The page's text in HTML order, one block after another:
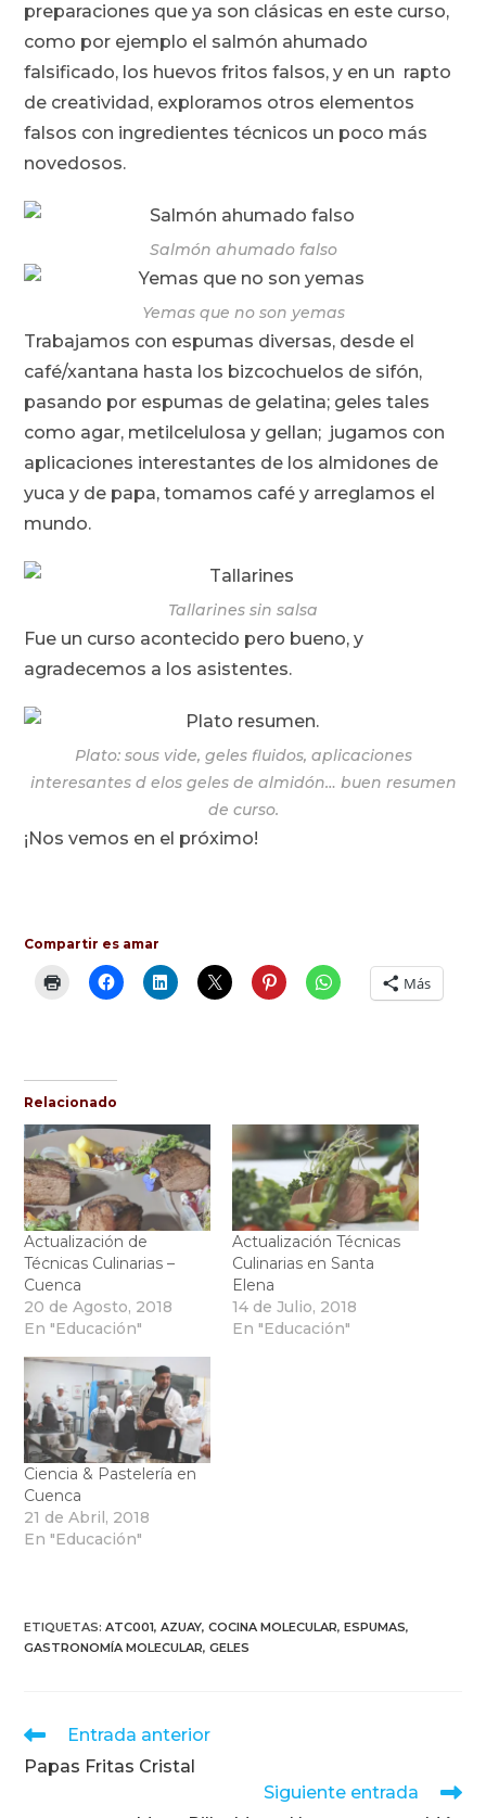
preparaciones que ya son clásicas en este curso,
como por ejemplo el salmón ahumado
falsificado, los huevos fritos falsos, y en un rapto
de creatividad, exploramos otros elementos
falsos con ingredientes técnicos un poco más
novedosos.
Salmón ahumado falso
Yemas que no son yemas
Trabajamos con espumas diversas, desde el
café/xantana hasta los bizcochuelos de sifón,
pasando por espumas de gelatina; geles tales
como agar, metilcelulosa y gellan; jugamos con
aplicaciones interestantes de los almidones de
yuca y de papa, tomamos café y arreglamos el
mundo.
Tallarines sin salsa
Fue un curso acontecido pero bueno, y
agradecemos a los asistentes.
Plato: sous vide, geles fluidos, aplicaciones
interesantes d elos geles de almidón… buen resumen
de curso.
¡Nos vemos en el próximo!
Compartir es amar
Más
Relacionado
Actualización de
Técnicas Culinarias –
Cuenca
20 de Agosto, 2018
En "Educación"
Actualización Técnicas
Culinarias en Santa
Elena
14 de Julio, 2018
En "Educación"
Ciencia & Pastelería en
Cuenca
21 de Abril, 2018
En "Educación"
ETIQUETAS:ATC001, AZUAY, COCINA MOLECULAR, ESPUMAS,
GASTRONOMÍA MOLECULAR, GELES
Leer
artículos
Entrada anterior
Papas Fritas Cristal
Siguiente entrada